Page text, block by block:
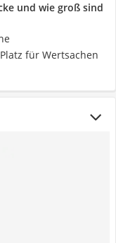
und wie groß sind
für Wertsachen